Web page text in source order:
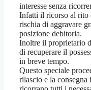
interesse senza
Infatti il ricorso al rito
rischia di aggravare
posizione debitoria.
Inoltre il proprietario
di recuperare il
in breve tempo.
Questo speciale
rilascio e la